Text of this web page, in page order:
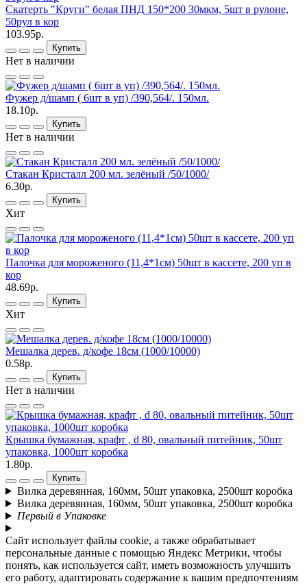
Скатерть "Круги" белая ПНД 150*200 30мкм, 5шт в рулоне,
50рул в кор
103.95р.
Купить
Нет в наличии
Фужер д/шамп ( 6шт в уп) /390,564/. 150мл.
18.10р.
Купить
Нет в наличии
Стакан Кристалл 200 мл. зелёный /50/1000/
6.30р.
Купить
Хит
Палочка для мороженого (11,4*1см) 50шт в кассете, 200 уп в
кор
48.69р.
Купить
Хит
Мешалка дерев. д/кофе 18см (1000/10000)
0.58р.
Купить
Нет в наличии
Крышка бумажная, крафт , d 80, овальный питейник, 50шт
упаковка, 1000шт коробка
1.80р.
Купить
Вилка деревянная, 160мм, 50шт упаковка, 2500шт коробка
Вилка деревянная, 160мм, 50шт упаковка, 2500шт коробка
Первый в Упаковке
Сайт использует файлы cookie, а также обрабатывает
персональные данные с помощью Яндекс Метрики, чтобы
понять, как используется сайт, иметь возможность улучшить
его работу, адаптировать содержание к вашим предпочтениям